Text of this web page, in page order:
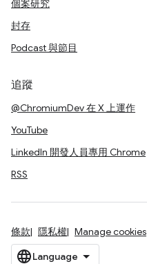
個案研究
封存
Podcast 與節目
追蹤
@ChromiumDev 在 X 上運作
YouTube
LinkedIn 開發人員專用 Chrome
RSS
條款 隱私權 Manage cookies